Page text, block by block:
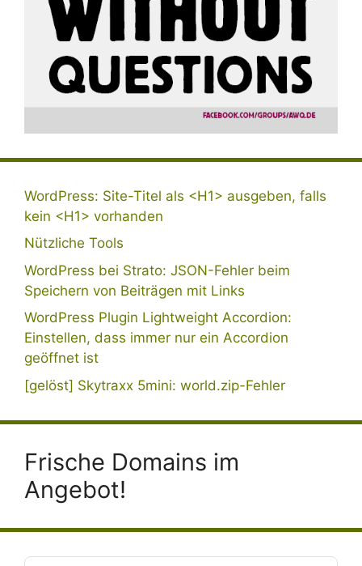
WordPress: Site-Titel als <H1> ausgeben, falls
kein <H1> vorhanden
Nützliche Tools
WordPress bei Strato: JSON-Fehler beim
Speichern von Beiträgen mit Links
WordPress Plugin Lightweight Accordion:
Einstellen, dass immer nur ein Accordion
geöffnet ist
[gelöst] Skytraxx 5mini: world.zip-Fehler
Frische Domains im
Angebot!